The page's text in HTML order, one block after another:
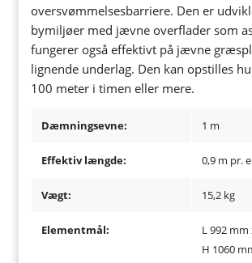
oversvømmelsesbarriere. Den er
bymiljøer med jævne overflader som
fungerer også effektivt på jævne
lignende underlag. Den kan opstilles
100 meter i timen eller mere.
Dæmningsevne: 1 m
Effektiv længde: 0,9 m pr.
Vægt: 15,2 kg
Elementmål:
L 992 mm
H 1060